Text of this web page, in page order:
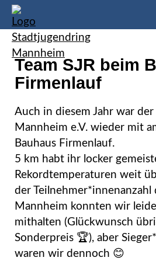
Team SJR beim
Firmenlauf
Auch in diesem Jahr war
Mannheim e.V. wieder mit
Bauhaus Firmenlauf.
5 km habt ihr locker
Rekordtemperaturen weit
der Teilnehmer*innenanzahl
Mannheim konnten wir
mithalten (Glückwunsch
Sonderpreis 🏆), aber
waren wir dennoch 😊